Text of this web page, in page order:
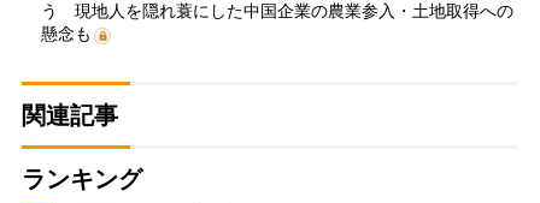
う 現地人を隠れ蓑にした中国企業の農業参入・土地取得への
懸念も
関連記事
ランキング